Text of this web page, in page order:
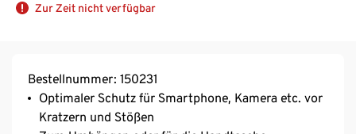
Zur Zeit nicht verfügbar
Bestellnummer: 150231
Optimaler Schutz für Smartphone, Kamera etc. vor
Kratzern und Stößen